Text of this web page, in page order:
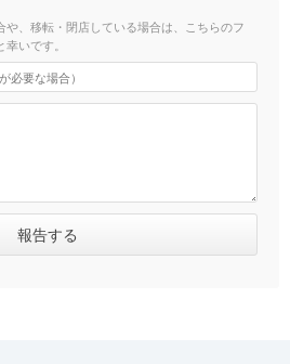
や、移転・閉店している場合は、こちらのフ
いです。